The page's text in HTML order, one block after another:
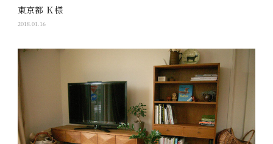
東京都 Ｋ様
2018.01.16